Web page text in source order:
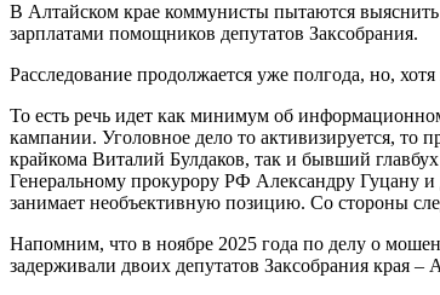
В Алтайском крае коммунисты пытаются
зарплатами помощников депутатов Заксобрания.
Расследование продолжается уже полгода, но,
То есть речь идет как минимум об
кампании. Уголовное дело то активизируется, то
крайкома Виталий Булдаков, так и бывший
Генеральному прокурору РФ Александру Гуцану
занимает необъективную позицию. Со стороны
Напомним, что в ноябре 2025 года по делу о
задерживали двоих депутатов Заксобрания края